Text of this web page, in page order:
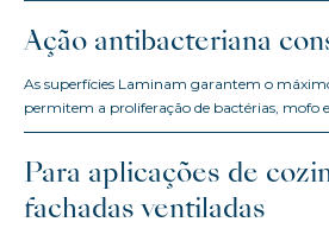
Ação antibacteriana
As superfícies Laminam garantem o
permitem a proliferação de bactérias, mofo
Para aplicações de
fachadas ventiladas